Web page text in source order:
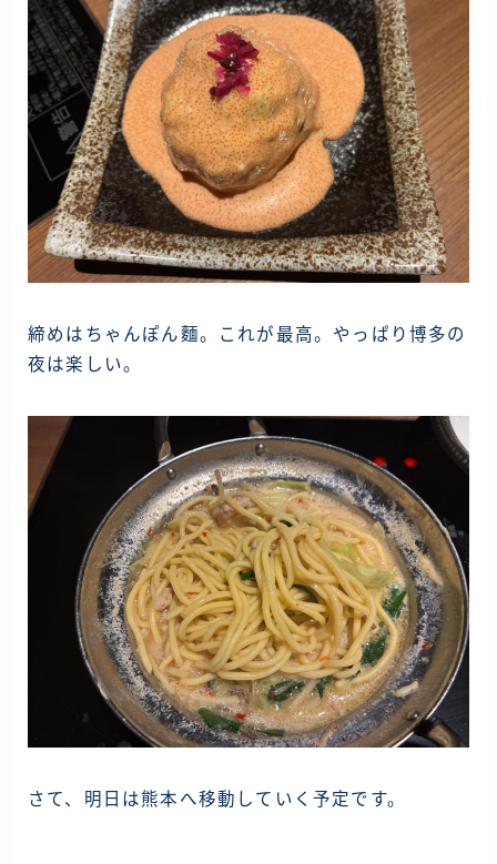
締めはちゃんぽん麵。これが最高。やっぱり博多の
夜は楽しい。
さて、明日は熊本へ移動していく予定です。